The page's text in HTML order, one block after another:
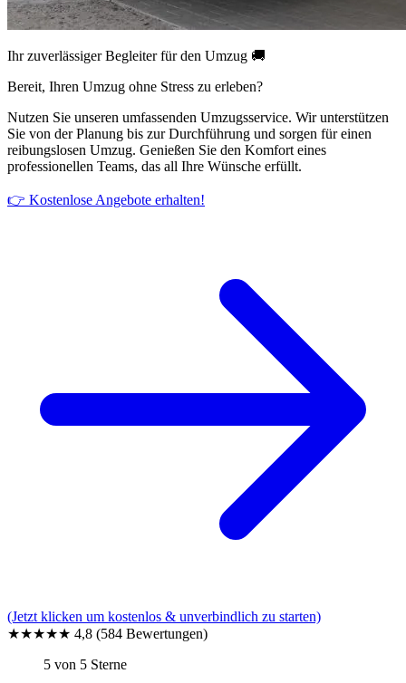
Ihr zuverlässiger Begleiter für den Umzug 🚚
Bereit, Ihren Umzug ohne Stress zu erleben?
Nutzen Sie unseren umfassenden Umzugsservice. Wir unterstützen
Sie von der Planung bis zur Durchführung und sorgen für einen
reibungslosen Umzug. Genießen Sie den Komfort eines
professionellen Teams, das all Ihre Wünsche erfüllt.
👉 Kostenlose Angebote erhalten!
(Jetzt klicken um kostenlos & unverbindlich zu starten)
★★★★★ 4,8 (584 Bewertungen)
5 von 5 Sterne